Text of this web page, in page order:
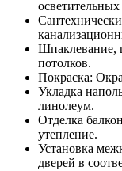
Шпаклевание,
потолков.
Покраска:
Укладка
линолеум.
Отделка
утепление.
Установка
дверей в